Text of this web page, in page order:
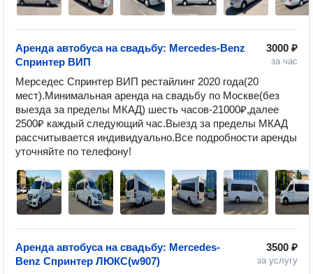
3000 ₽
за час
Аренда автобуса на свадьбу: Mercedes-Benz
Спринтер ВИП
Мерседес Спринтер ВИП рестайлинг 2020 года(20
мест).Минимальная аренда на свадьбу по Москве(без
выезда за пределы МКАД) шесть часов-21000₽,далее
2500₽ каждый следующий час.Выезд за пределы МКАД
рассчитывается индивидуально.Все подробности аренды
уточняйте по телефону!
3500 ₽
за услугу
Аренда автобуса на свадьбу: Mercedes-
Benz Спринтер ЛЮКС(w907)